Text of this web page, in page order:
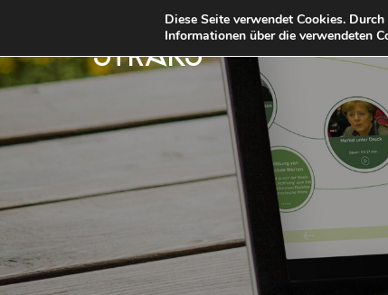
STRKS
Diese Seite verwendet Cookies.
Informationen über die verwendeten